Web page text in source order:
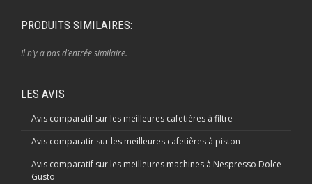
PRODUITS SIMILAIRES:
Il n’y a pas d’entrée similaire.
LES AVIS
Avis comparatif sur les meilleures cafetières à filtre
Avis comparatir sur les meilleures cafetières à piston
Avis comparatif sur les meilleures machines à Nespresso Dolce
Gusto